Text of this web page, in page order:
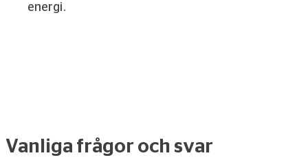
energi.
Vanliga frågor och svar